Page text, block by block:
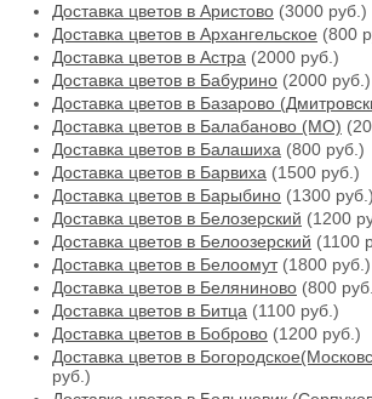
Доставка цветов в Аристово (3000 руб.)
Доставка цветов в Архангельское (800
Доставка цветов в Астра (2000 руб.)
Доставка цветов в Бабурино (2000 руб.)
Доставка цветов в Базарово
Доставка цветов в Балабаново (МО)
Доставка цветов в Балашиха (800 руб.)
Доставка цветов в Барвиха (1500 руб.)
Доставка цветов в Барыбино (1300 руб.)
Доставка цветов в Белозерский (1200
Доставка цветов в Белоозерский (1100
Доставка цветов в Белоомут(1800 руб.)
Доставка цветов в Беляниново (800
Доставка цветов в Битца (1100 руб.)
Доставка цветов в Боброво (1200 руб.)
Доставка цветов в
руб.)